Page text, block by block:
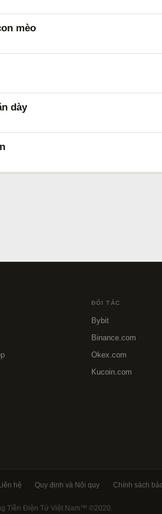
mèo
dày
ĐỐI TÁC
Bybit
Binance.com
Okex.com
Kucoin.com
hệ Quy định và Nội quy Chính sách
Tiền Điện Tử Việt Nam™ ©2020.